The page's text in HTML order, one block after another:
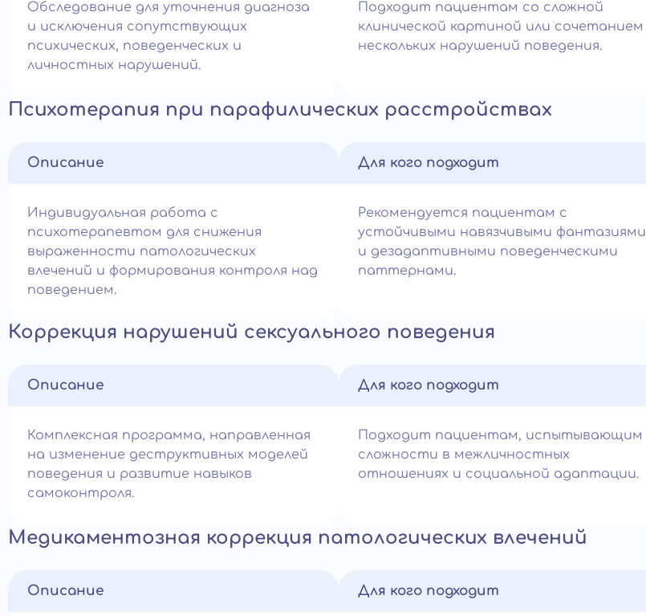
Обследование для уточнения диагноза
и исключения сопутствующих
психических, поведенческих и
личностных нарушений.
Подходит пациентам со сложной
клинической картиной или сочетанием
нескольких нарушений поведения.
Психотерапия при парафилических расстройствах
Описание
Индивидуальная работа с
психотерапевтом для снижения
выраженности патологических
влечений и формирования контроля над
поведением.
Для кого подходит
Рекомендуется пациентам с
устойчивыми навязчивыми фантазиями
и дезадаптивными поведенческими
паттернами.
Коррекция нарушений сексуального поведения
Описание
Комплексная программа, направленная
на изменение деструктивных моделей
поведения и развитие навыков
самоконтроля.
Для кого подходит
Подходит пациентам, испытывающим
сложности в межличностных
отношениях и социальной адаптации.
Медикаментозная коррекция патологических влечений
Описание Для кого подходит